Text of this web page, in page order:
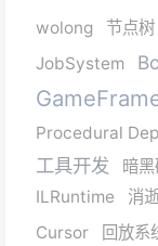
wolong
节点树
JobSystem
Procedural
工具开发 暗
ILRuntime
消
Cursor
回放系